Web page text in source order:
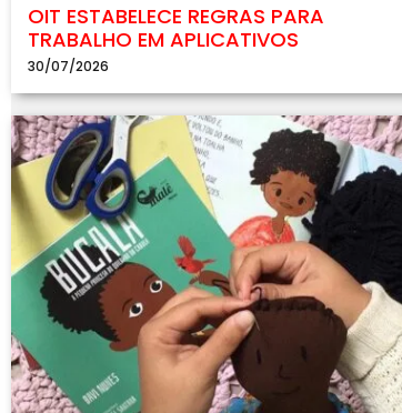
OIT ESTABELECE REGRAS PARA
TRABALHO EM APLICATIVOS
30/07/2026